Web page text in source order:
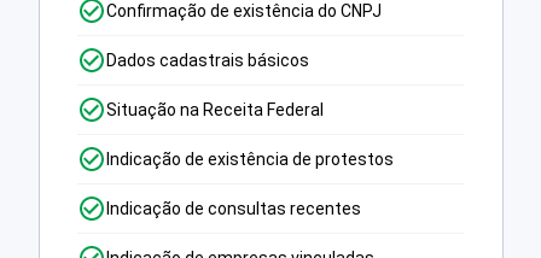
Confirmação de existência do CNPJ
Dados cadastrais básicos
Situação na Receita Federal
Indicação de existência de protestos
Indicação de consultas recentes